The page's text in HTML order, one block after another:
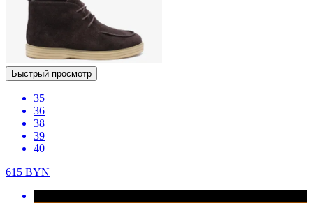
Быстрый просмотр
35
36
38
39
40
615 BYN